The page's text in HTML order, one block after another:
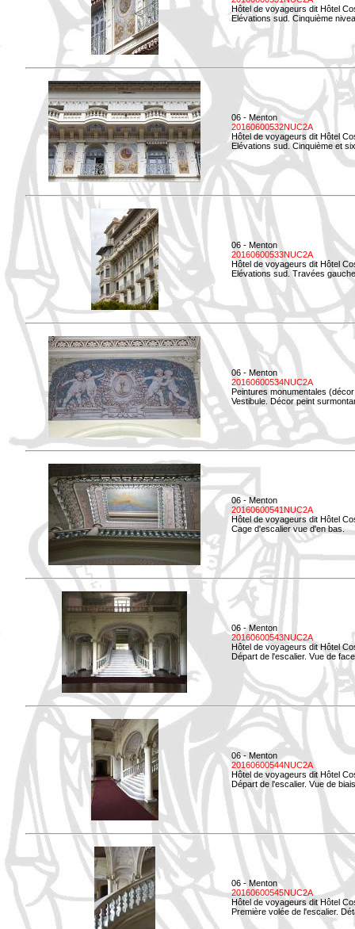
Hôtel de voyageurs dit Hôtel
Elévations sud. Cinquième
06 - Menton
20160600532NUC2A
Hôtel de voyageurs dit Hôtel
Elévations sud. Cinquième et
06 - Menton
20160600533NUC2A
Hôtel de voyageurs dit Hôtel
Elévations sud. Travées
06 - Menton
20160600534NUC2A
Peintures monumentales
Vestibule. Décor peint
06 - Menton
20160600541NUC2A
Hôtel de voyageurs dit Hôtel
Cage d'escalier vue d'en bas.
06 - Menton
20160600543NUC2A
Hôtel de voyageurs dit Hôtel
Départ de l'escalier. Vue de
06 - Menton
20160600544NUC2A
Hôtel de voyageurs dit Hôtel
Départ de l'escalier. Vue de
06 - Menton
20160600545NUC2A
Hôtel de voyageurs dit Hôtel
Première volée de l'escalier.